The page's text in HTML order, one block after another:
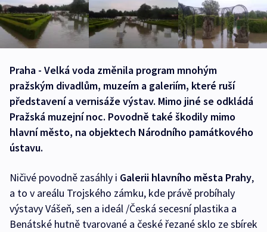
Praha - Velká voda změnila program mnohým
pražským divadlům, muzeím a galeriím, které ruší
představení a vernisáže výstav. Mimo jiné se odkládá
Pražská muzejní noc. Povodně také škodily mimo
hlavní město, na objektech Národního památkového
ústavu.
Ničivé povodně zasáhly i Galerii hlavního města Prahy,
a to v areálu Trojského zámku, kde právě probíhaly
výstavy Vášeň, sen a ideál /Česká secesní plastika a
Benátské hutně tvarované a české řezané sklo ze sbírek